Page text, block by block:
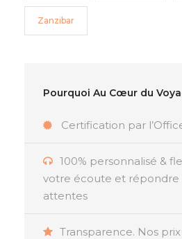
Zanzibar
Pourquoi Au Cœur du
Certification par
100% personnalisé &
votre écoute et répondre
attentes
Transparence. Nos